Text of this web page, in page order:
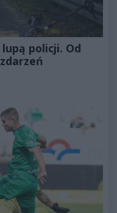
policji. Od